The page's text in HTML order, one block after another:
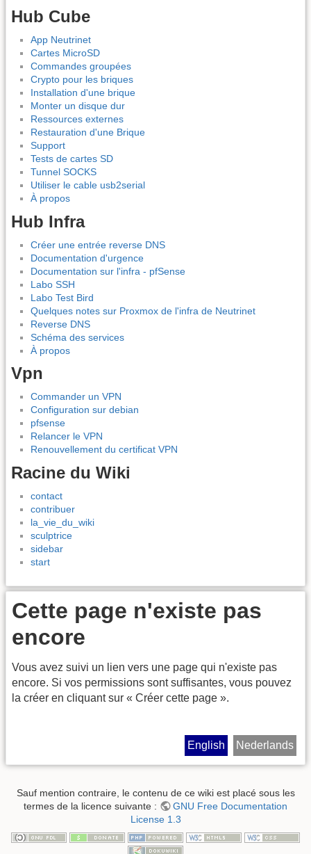
Hub Cube
App Neutrinet
Cartes MicroSD
Commandes groupées
Crypto pour les briques
Installation d'une brique
Monter un disque dur
Ressources externes
Restauration d'une Brique
Support
Tests de cartes SD
Tunnel SOCKS
Utiliser le cable usb2serial
À propos
Hub Infra
Créer une entrée reverse DNS
Documentation d'urgence
Documentation sur l'infra - pfSense
Labo SSH
Labo Test Bird
Quelques notes sur Proxmox de l'infra de Neutrinet
Reverse DNS
Schéma des services
À propos
Vpn
Commander un VPN
Configuration sur debian
pfsense
Relancer le VPN
Renouvellement du certificat VPN
Racine du Wiki
contact
contribuer
la_vie_du_wiki
sculptrice
sidebar
start
Cette page n'existe pas
encore
Vous avez suivi un lien vers une page qui n'existe pas
encore. Si vos permissions sont suffisantes, vous pouvez
la créer en cliquant sur « Créer cette page ».
English Nederlands
Sauf mention contraire, le contenu de ce wiki est placé sous les
termes de la licence suivante :
GNU Free Documentation
License 1.3